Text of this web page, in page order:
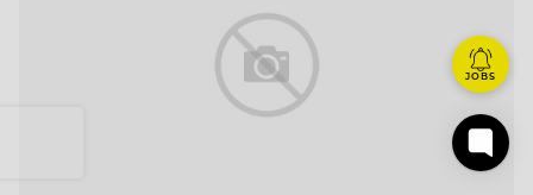
JOBS